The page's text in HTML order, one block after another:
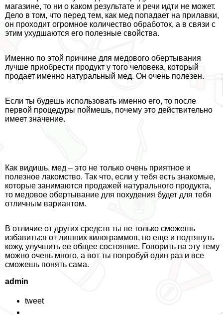
магазине, то ни о каком результате и речи идти не может.
Дело в том, что перед тем, как мед попадает на прилавки,
он проходит огромное количество обработок, а в связи с
этим ухудшаются его полезные свойства.
Именно по этой причине для медового обертывания
лучше приобрести продукт у того человека, который
продает именно натуральный мед. Он очень полезен.
Если ты будешь использовать именно его, то после
первой процедуры поймешь, почему это действительно
имеет значение.
Как видишь, мед – это не только очень приятное и
полезное лакомство. Так что, если у тебя есть знакомые,
которые занимаются продажей натурального продукта,
то медовое обертывание для похудения будет для тебя
отличным вариантом.
В отличие от других средств ты не только сможешь
избавиться от лишних килограммов, но еще и подтянуть
кожу, улучшить ее общее состояние. Говорить на эту тему
можно очень много, а вот ты попробуй один раз и все
сможешь понять сама.
admin
tweet